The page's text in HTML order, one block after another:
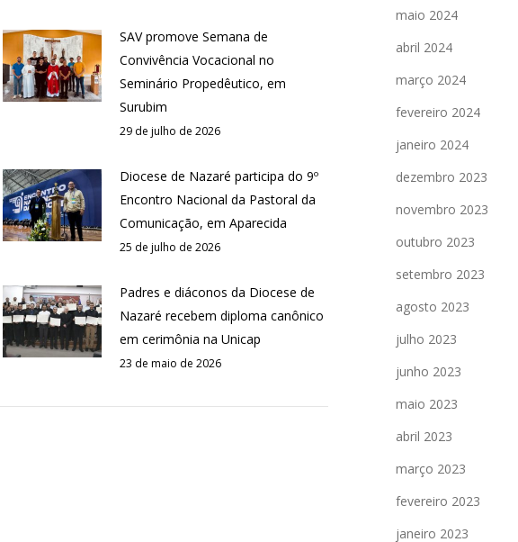
SAV promove Semana de
Convivência Vocacional no
Seminário Propedêutico, em
Surubim
29 de julho de 2026
Diocese de Nazaré participa do 9º
Encontro Nacional da Pastoral da
Comunicação, em Aparecida
25 de julho de 2026
Padres e diáconos da Diocese de
Nazaré recebem diploma canônico
em cerimônia na Unicap
23 de maio de 2026
maio 2024
abril 2024
março 2024
fevereiro 2024
janeiro 2024
dezembro 2023
novembro 2023
outubro 2023
setembro 2023
agosto 2023
julho 2023
junho 2023
maio 2023
abril 2023
março 2023
fevereiro 2023
janeiro 2023